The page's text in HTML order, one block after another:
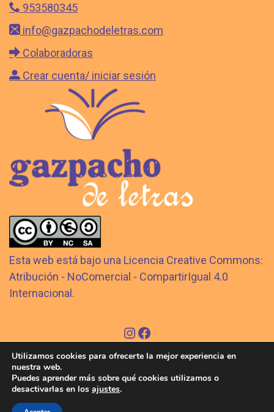
953580345
info@gazpachodeletras.com
Colaboradoras
Crear cuenta/ iniciar sesión
Esta web está bajo una Licencia Creative Commons:
Atribución - NoComercial - CompartirIgual 4.0
Internacional.
Aviso legal
Política de cookies
Política de privacidad
Condiciones Generales de Venta
Utilizamos cookies para ofrecerte la mejor experiencia en
nuestra web.
Puedes aprender más sobre qué cookies utilizamos o
desactivarlas en los ajustes.